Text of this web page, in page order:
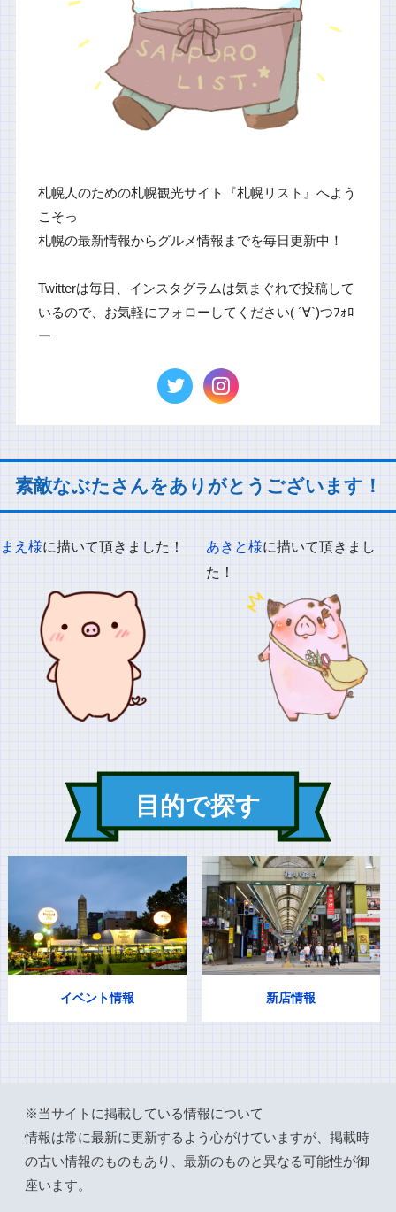
札幌人のための札幌観光サイト『札幌リスト』へよう
こそっ
札幌の最新情報からグルメ情報までを毎日更新中！
Twitterは毎日、インスタグラムは気まぐれで投稿して
いるので、お気軽にフォローしてください( ´∀`)つﾌｫﾛ
ー
素敵なぶたさんをありがとうございます！
まえ様に描いて頂きました！ あきと様に描いて頂きまし
た！
目的で探す
イベント情報 新店情報
※当サイトに掲載している情報について
情報は常に最新に更新するよう心がけていますが、掲載時
の古い情報のものもあり、最新のものと異なる可能性が御
座います。